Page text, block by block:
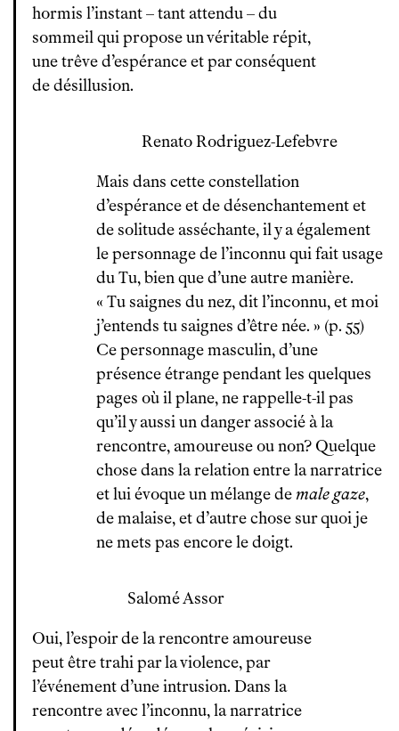
hormis l’instant – tant attendu – du
sommeil qui propose un véritable répit,
une trêve d’espérance et par conséquent
de désillusion.
Renato Rodriguez-Lefebvre
Mais dans cette constellation
d’espérance et de désenchantement et
de solitude asséchante, il y a également
le personnage de l’inconnu qui fait usage
du Tu, bien que d’une autre manière.
« Tu saignes du nez, dit l’inconnu, et moi
j’entends tu saignes d’être née. » (p. 55)
Ce personnage masculin, d’une
présence étrange pendant les quelques
pages où il plane, ne rappelle-t-il pas
qu’il y aussi un danger associé à la
rencontre, amoureuse ou non? Quelque
chose dans la relation entre la narratrice
et lui évoque un mélange demale gaze,
de malaise, et d’autre chose sur quoi je
ne mets pas encore le doigt.
Salomé Assor
Oui, l’espoir de la rencontre amoureuse
peut être trahi par la violence, par
l’événement d’une intrusion. Dans la
rencontre avec l’inconnu, la narratrice